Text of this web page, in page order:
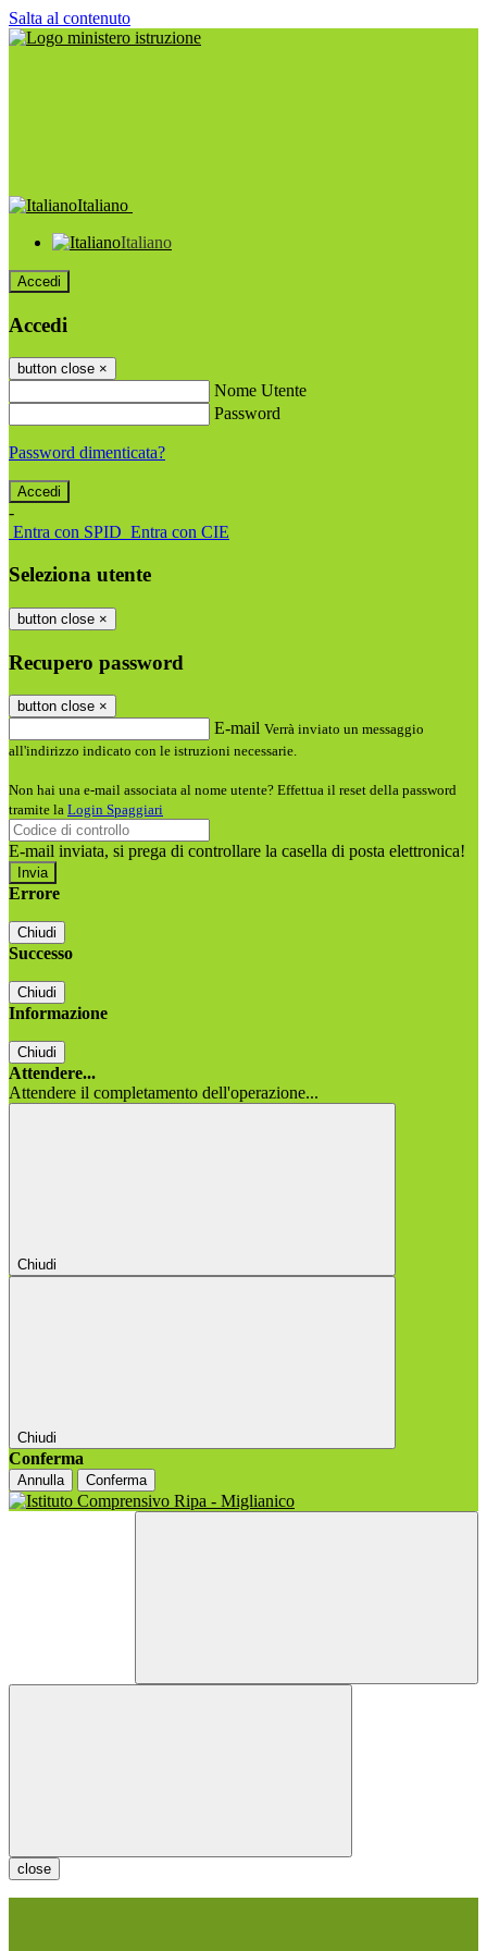
Salta al contenuto
Italiano
Italiano
Accedi
Accedi
button close ×
Nome Utente
Password
Password dimenticata?
-
Entra con SPID Entra con CIE
Seleziona utente
button close ×
Recupero password
button close ×
E-mail Verrà inviato un messaggio
all'indirizzo indicato con le istruzioni necessarie.
Non hai una e-mail associata al nome utente? Effettua il reset della password
tramite la Login Spaggiari
E-mail inviata, si prega di controllare la casella di posta elettronica!
Errore
Chiudi
Successo
Chiudi
Informazione
Chiudi
Attendere...
Attendere il completamento dell'operazione...
Chiudi
Chiudi
Conferma
Annulla Conferma
close